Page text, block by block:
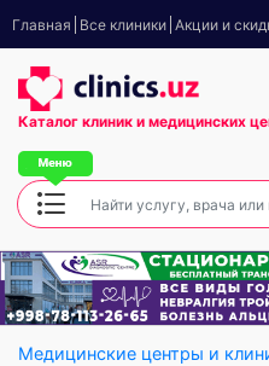
Главная Все клиники Акции и
Каталог клиник и медицинских
Медицинские центры и